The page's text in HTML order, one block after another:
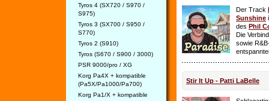
Tyros 4 (SX720 / S970 /
S975)
Tyros 3 (SX700 / S950 /
S770)
Tyros 2 (S910)
Tyros (S670 / S900 / 3000)
PSR 9000/pro / XG
Korg Pa4X + kompatible
(Pa5X/Pa1000/Pa700)
Korg Pa1/X + kompatible
Der Track
Sunshine
des Phil
Die
sowie
Stir It Up - Patti LaBelle